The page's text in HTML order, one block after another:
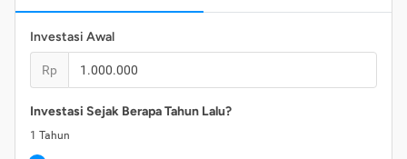
Investasi Awal
Rp
Investasi Sejak Berapa Tahun Lalu?
1 Tahun